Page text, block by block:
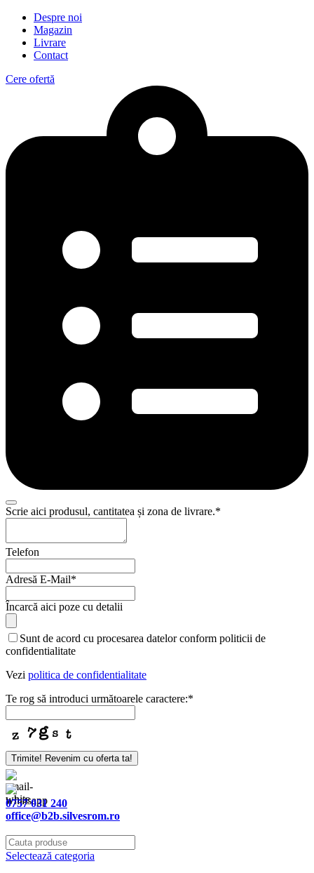
Despre noi
Magazin
Livrare
Contact
Cere ofertă
Scrie aici produsul, cantitatea și zona de livrare.*
Telefon
Adresă E-Mail*
Contact
Email
Încarcă aici poze cu detalii
Sunt de acord cu procesarea datelor conform politicii de
confidentialitate
Vezi politica de confidentialitate
Te rog să introduci următoarele caractere:*
Trimite! Revenim cu oferta ta!
0757 031 240
office@b2b.silvesrom.ro
Selectează categoria